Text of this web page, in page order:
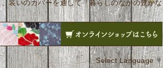
装いのカバーを通して「暮らしのなかの豊かな
Select Language▼